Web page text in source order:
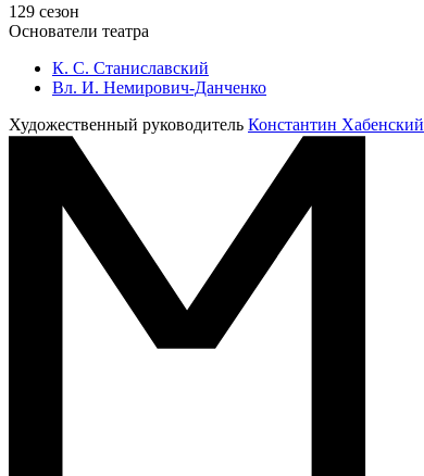
129 сезон
Основатели театра
К. С. Станиславский
Вл. И. Немирович-Данченко
Художественный руководитель Константин Хабенский